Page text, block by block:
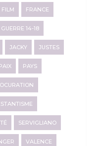
FILM FRANCE
GUERRE 14-18
JACKY JUSTES
PAYS
SERVIGLIANO
VALENCE